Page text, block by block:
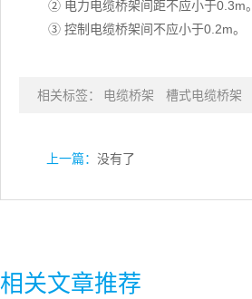
② 电力电缆桥架间距不应小于0.3m。
③ 控制电缆桥架间不应小于0.2m。
相关标签： 电缆桥架 槽式电缆桥架
上一篇： 没有了
相关文章推荐